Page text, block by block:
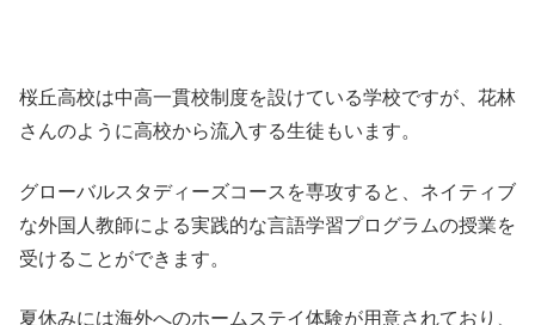
桜丘高校は中高一貫校制度を設けている学校ですが、花林
さんのように高校から流入する生徒もいます。
グローバルスタディーズコースを専攻すると、ネイティブ
な外国人教師による実践的な言語学習プログラムの授業を
受けることができます。
夏休みには海外へのホームステイ体験が用意されており、